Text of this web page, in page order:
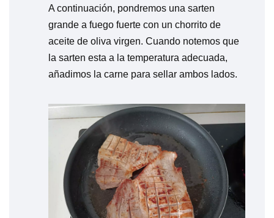
A continuación, pondremos una sarten
grande a fuego fuerte con un chorrito de
aceite de oliva virgen. Cuando notemos que
la sarten esta a la temperatura adecuada,
añadimos la carne para sellar ambos lados.